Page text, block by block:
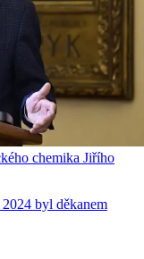
chemika Jiřího
byl děkanem